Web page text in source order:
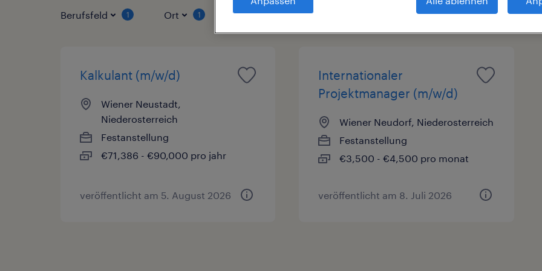
Berufsfeld 1 Ort 1 Vertragsarten
Kalkulant (m/w/d)
Wiener Neustadt,
Niederosterreich
Festanstellung
€71,386 - €90,000 pro jahr
veröffentlicht am 5. August 2026
Internationaler
Projektmanager (m/w/d)
Wiener Neudorf, Niederosterreich
Festanstellung
€3,500 - €4,500 pro monat
veröffentlicht am 8. Juli 2026